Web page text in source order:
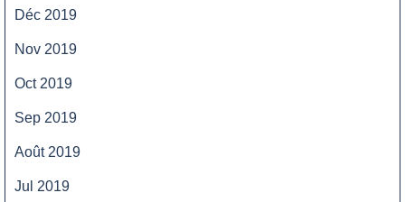
Déc 2019
Nov 2019
Oct 2019
Sep 2019
Août 2019
Jul 2019